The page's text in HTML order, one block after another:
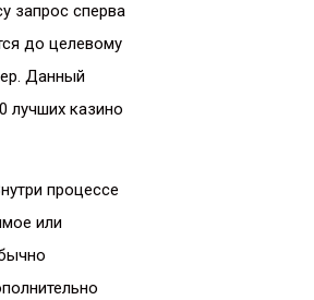
запрос сперва
до целевому
Данный
лучших казино
процессе
или